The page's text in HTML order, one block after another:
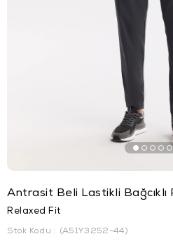
Antrasit Beli Lastikli Bağcıklı
Relaxed Fit
Stok Kodu (A51Y3252-44)